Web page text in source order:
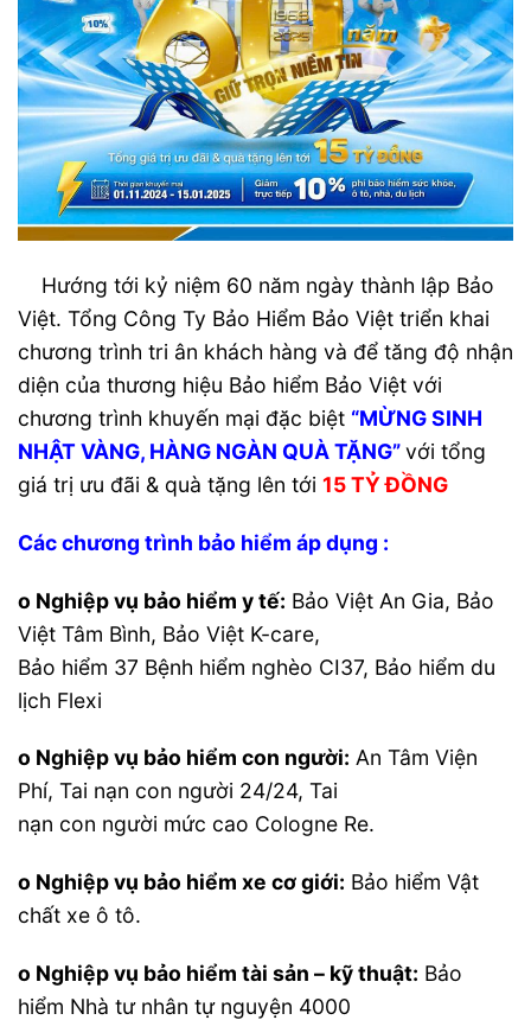
Hướng tới kỷ niệm 60 năm ngày thành lập Bảo
Việt. Tổng Công Ty Bảo Hiểm Bảo Việt triển khai
chương trình tri ân khách hàng và để tăng độ nhận
diện của thương hiệu Bảo hiểm Bảo Việt với
chương trình khuyến mại đặc biệt “MỪNG SINH
NHẬT VÀNG, HÀNG NGÀN QUÀ TẶNG”với tổng
giá trị ưu đãi & quà tặng lên tới 15 TỶ ĐỒNG
Các chương trình bảo hiểm áp dụng :
o Nghiệp vụ bảo hiểm y tế: Bảo Việt An Gia, Bảo
Việt Tâm Bình, Bảo Việt K-care,
Bảo hiểm 37 Bệnh hiểm nghèo CI37, Bảo hiểm du
lịch Flexi
o Nghiệp vụ bảo hiểm con người: An Tâm Viện
Phí, Tai nạn con người 24/24, Tai
nạn con người mức cao Cologne Re.
o Nghiệp vụ bảo hiểm xe cơ giới: Bảo hiểm Vật
chất xe ô tô.
o Nghiệp vụ bảo hiểm tài sản – kỹ thuật: Bảo
hiểm Nhà tư nhân tự nguyện 4000